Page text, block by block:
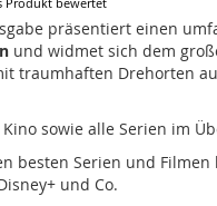
präsentiert einen
und widmet sich dem
traumhaften Drehorten
Kino sowie alle Serien im
besten Serien und Filmen
und Co.